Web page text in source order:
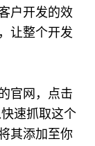
户开发的效
让整个开发
官网，点击
速抓取这个
其添加至你